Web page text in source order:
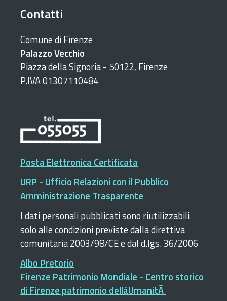
Contatti
Comune di Firenze
Palazzo Vecchio
Piazza della Signoria - 50122, Firenze
P.IVA 01307110484
Posta Elettronica Certificata
URP - Ufficio Relazioni con il Pubblico
Amministrazione Trasparente
I dati personali pubblicati sono riutilizzabili
solo alle condizioni previste dalla direttiva
comunitaria 2003/98/CE e dal d.lgs. 36/2006
Albo Pretorio
Firenze Patrimonio Mondiale - Centro storico
di Firenze patrimonio dellâUmanitÃ